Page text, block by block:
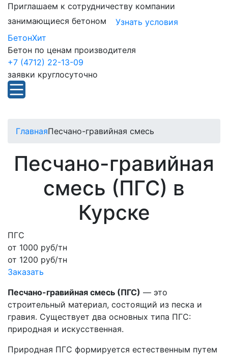
Приглашаем к сотрудничеству компании
занимающиеся бетоном
Узнать условия
БетонХит
Бетон по ценам производителя
+7 (4712) 22-13-09
заявки круглосуточно
ГлавнаяПесчано-гравийная смесь
Песчано-гравийная
смесь (ПГС) в
Курске
ПГС
от 1000 руб/тн
от 1200 руб/тн
Заказать
Песчано-гравийная смесь (ПГС) — это
строительный материал, состоящий из песка и
гравия. Существует два основных типа ПГС:
природная и искусственная.
Природная ПГС формируется естественным путем